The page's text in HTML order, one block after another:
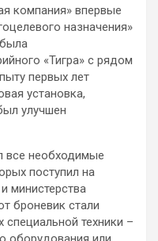
компания» впервые
назначения»
«Тигра» с рядом
первых лет
установка,
улучшен
все необходимые
поступил на
министерства
броневик стали
специальной техники –